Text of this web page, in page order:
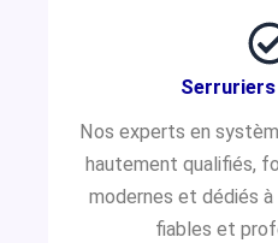
Nos experts en
hautement qualifiés,
modernes et dédiés
fiables et